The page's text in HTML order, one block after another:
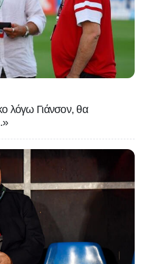
λόγω Γιάνσον, θα